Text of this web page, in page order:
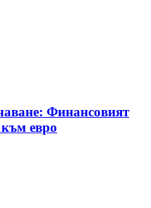
Финансовият
евро